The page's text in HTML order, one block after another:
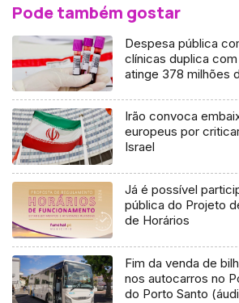
Pode também gostar
Despesa pública
clínicas duplica
atinge 378 milhões
Irão convoca
europeus por
Israel
Já é possível
pública do Projeto
de Horários
Fim da venda de
nos autocarros no
do Porto Santo